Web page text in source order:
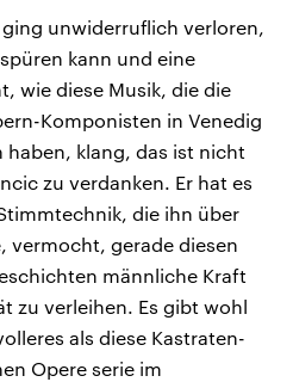
ging unwiderruflich verloren,
kann und eine
wie diese Musik, die die
Komponisten in Venedig
haben, klang, das ist nicht
zu verdanken. Er hat es
die ihn über
vermocht, gerade diesen
männliche Kraft
zu verleihen. Es gibt wohl
als diese Kastraten-
Opere serie im